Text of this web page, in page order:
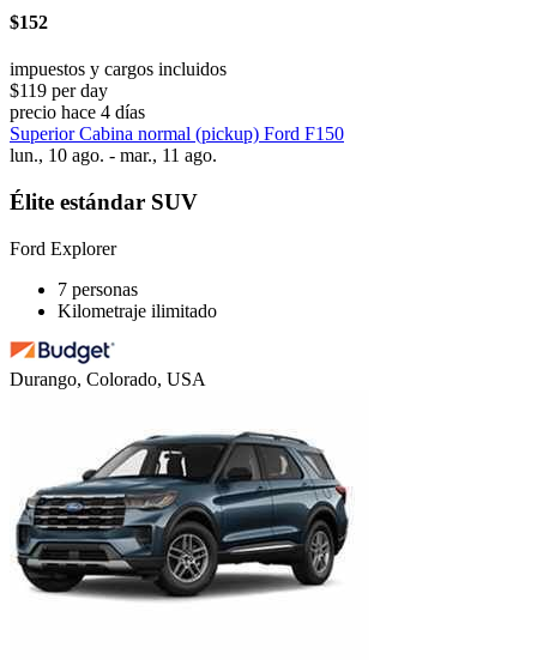
$152
impuestos y cargos incluidos
$119 per day
precio hace 4 días
Superior Cabina normal (pickup) Ford F150
lun., 10 ago. - mar., 11 ago.
Élite estándar SUV
Ford Explorer
7 personas
Kilometraje ilimitado
Durango, Colorado, USA